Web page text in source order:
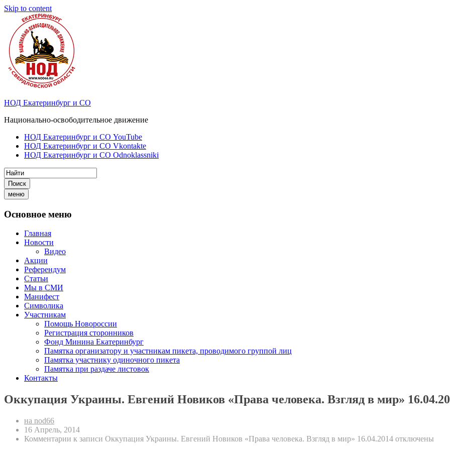
Skip to content
НОД Екатеринбург и СО
Национально-освободительное движение
НОД Екатеринбург и СО YouTube
НОД Екатеринбург и СО Vkontakte
НОД Екатеринбург и СО Odnoklassniki
Поиск
меню
Основное меню
Главная
Новости
Видео
Акции
Референдум
Статьи
Мы в СМИ
Манифест
Символика
Участникам
Помощь Новороссии
Регистрация сторонников
Фонд Минина Екатеринбург
Памятка организатору и участникам пикета, проводимого группой лиц
Памятка участнику одиночного пикета
Памятка при раздаче листовок
Контакты
Оккупация Украины. Евгений Новиков «Права человека. Взгляд в мир»
на nod66
16 Апрель, 2014
Комментарии к записи Оккупация Украины. Евгений Новиков «Права человека. Взгляд в мир» 16.04.2014 отключены